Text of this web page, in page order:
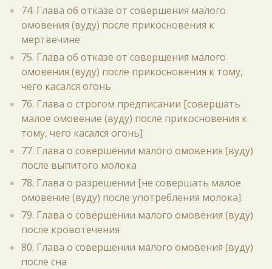
74. Глава об отказе от совершения малого
омовения (вуду) после прикосновения к
мертвечине
75. Глава об отказе от совершения малого
омовения (вуду) после прикосновения к тому,
чего касался огонь
76. Глава о строгом предписании [совершать
малое омовение (вуду) после прикосновения к
тому, чего касался огонь]
77. Глава о совершении малого омовения (вуду)
после выпитого молока
78. Глава о разрешении [не совершать малое
омовение (вуду) после употребления молока]
79. Глава о совершении малого омовения (вуду)
после кровотечения
80. Глава о совершении малого омовения (вуду)
после сна